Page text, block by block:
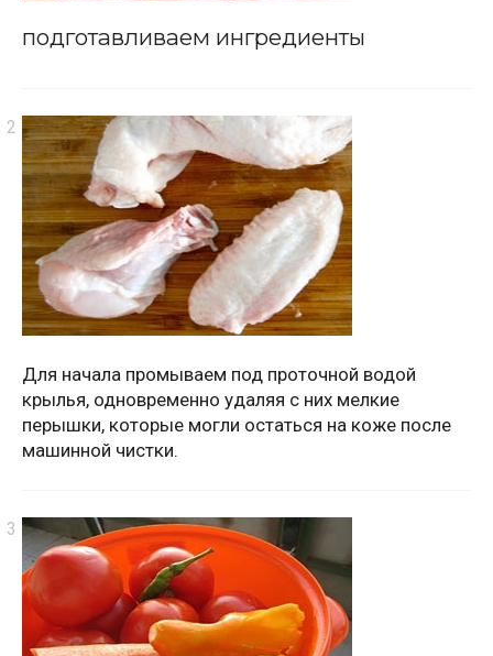
подготавливаем ингредиенты
Для начала промываем под проточной водой
крылья, одновременно удаляя с них мелкие
перышки, которые могли остаться на коже после
машинной чистки.